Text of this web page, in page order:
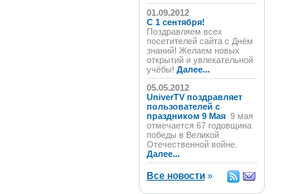
01.09.2012
C 1 сентября!
Поздравляем всех
посетителей сайта с Днём
знаний! Желаем новых
открытий и увлекательной
учёбы! Далее...
05.05.2012
UniverTV поздравляет
пользователей с
праздником 9 Мая 9 мая
отмечается 67 годовщина
победы в Великой
Отечественной войне.
Далее...
Все новости»